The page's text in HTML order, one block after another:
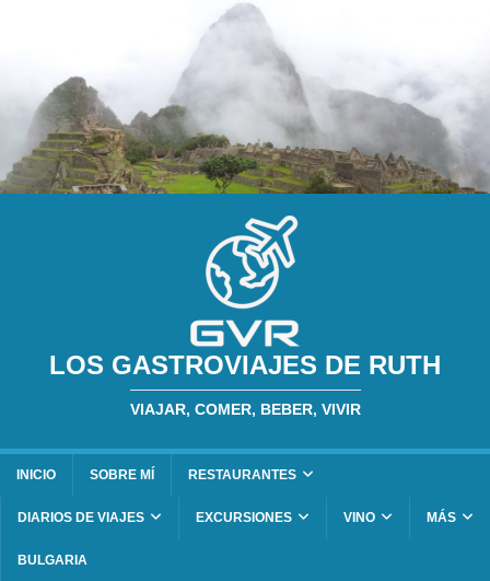
LOS GASTROVIAJES DE RUTH
VIAJAR, COMER, BEBER, VIVIR
INICIO SOBRE MÍ RESTAURANTES
DIARIOS DE VIAJES EXCURSIONES VINO MÁS
BULGARIA